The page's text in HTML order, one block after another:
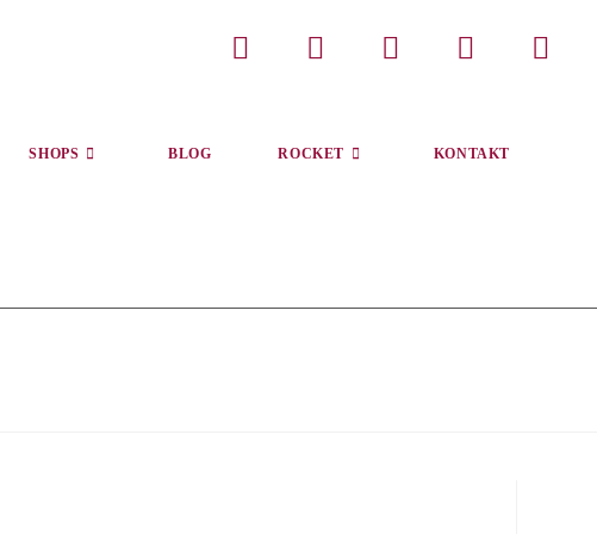
SHOPS BLOG ROCKET KONTAKT